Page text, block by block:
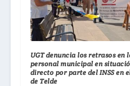
UGT denuncia los retrasos en
personal municipal en
directo por parte del INSS en
de Telde